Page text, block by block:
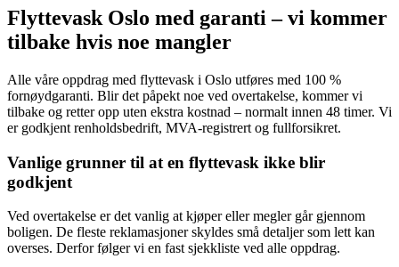
Flyttevask Oslo med garanti – vi kommer
tilbake hvis noe mangler
Alle våre oppdrag med flyttevask i Oslo utføres med 100 %
fornøydgaranti. Blir det påpekt noe ved overtakelse, kommer vi
tilbake og retter opp uten ekstra kostnad – normalt innen 48 timer. Vi
er godkjent renholdsbedrift, MVA-registrert og fullforsikret.
Vanlige grunner til at en flyttevask ikke blir
godkjent
Ved overtakelse er det vanlig at kjøper eller megler går gjennom
boligen. De fleste reklamasjoner skyldes små detaljer som lett kan
overses. Derfor følger vi en fast sjekkliste ved alle oppdrag.